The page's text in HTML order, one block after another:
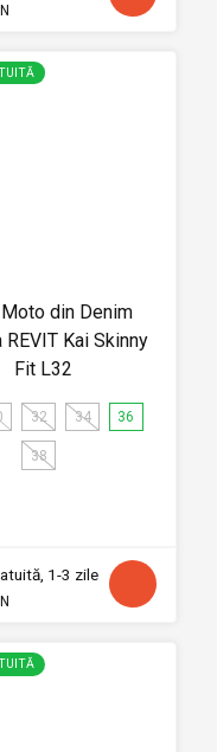
din Denim
REVIT Kai Skinny
Fit L32
32 34 36
38
1-3 zile